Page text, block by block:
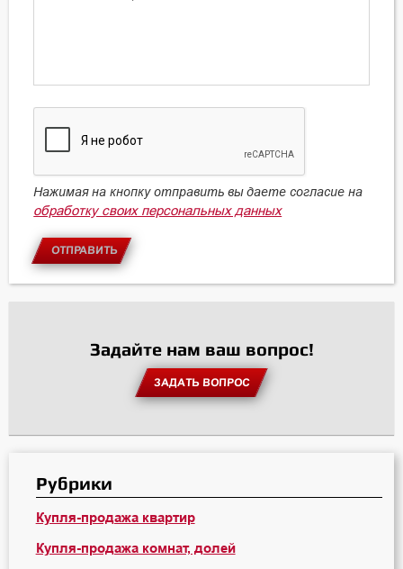
Нажимая на кнопку отправить вы даете согласие на
обработку своих персональных данных
ОТПРАВИТЬ
Задайте нам ваш вопрос!
ЗАДАТЬ ВОПРОС
Рубрики
Купля-продажа квартир
Купля-продажа комнат, долей